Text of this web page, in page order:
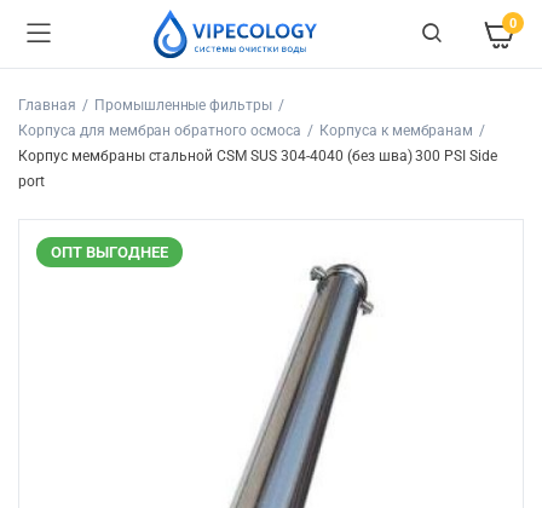
0
Главная
Промышленные фильтры
Корпуса для мембран обратного осмоса
Корпуса к мембранам
Корпус мембраны стальной CSM SUS 304-4040 (без шва) 300 PSI Side
port
ОПТ ВЫГОДНЕЕ